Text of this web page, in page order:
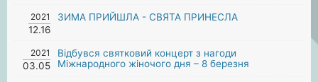
2021
12.16
ЗИМА ПРИЙШЛА - СВЯТА ПРИНЕСЛА
2021
03.05
Відбувся святковий концерт з нагоди
Міжнародного жіночого дня – 8 березня